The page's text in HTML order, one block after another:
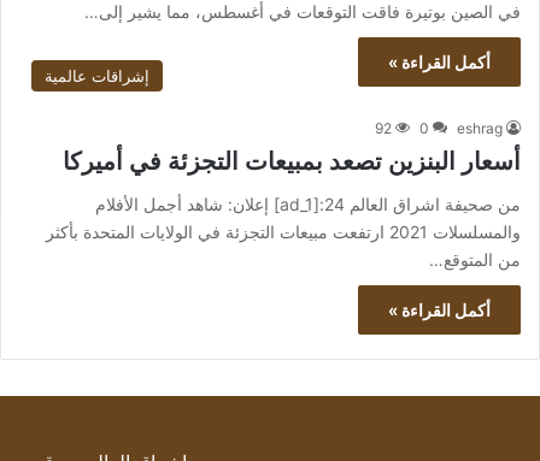
في الصين بوتيرة فاقت التوقعات في أغسطس، مما يشير إلى…
أكمل القراءة »
إشراقات عالمية
eshrag
0
92
أسعار البنزين تصعد بمبيعات التجزئة في أميركا
من صحيفة اشراق العالم 24:[ad_1] إعلان: شاهد أجمل الأفلام
والمسلسلات 2021 ارتفعت مبيعات التجزئة في الولايات المتحدة بأكثر
من المتوقع…
أكمل القراءة »